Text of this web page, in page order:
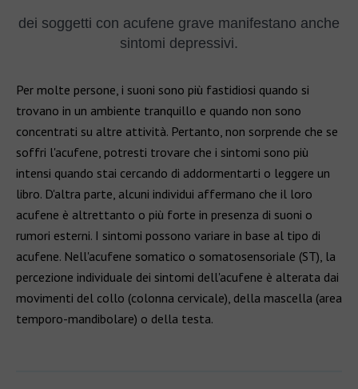
dei soggetti con acufene grave manifestano anche
sintomi depressivi.
Per molte persone, i suoni sono più fastidiosi quando si
trovano in un ambiente tranquillo e quando non sono
concentrati su altre attività. Pertanto, non sorprende che se
soffri l'acufene, potresti trovare che i sintomi sono più
intensi quando stai cercando di addormentarti o leggere un
libro. D'altra parte, alcuni individui affermano che il loro
acufene è altrettanto o più forte in presenza di suoni o
rumori esterni. I sintomi possono variare in base al tipo di
acufene. Nell'acufene somatico o somatosensoriale (ST), la
percezione individuale dei sintomi dell'acufene è alterata dai
movimenti del collo (colonna cervicale), della mascella (area
temporo-mandibolare) o della testa.